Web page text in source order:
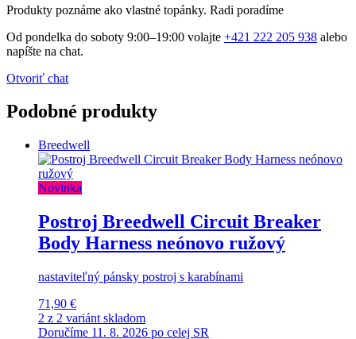
Produkty poznáme ako vlastné topánky. Radi poradíme
Od pondelka do soboty 9:00–19:00 volajte +421 222 205 938 alebo
napíšte na chat.
Otvoriť chat
Podobné produkty
Breedwell
Novinka
Postroj Breedwell Circuit Breaker
Body Harness neónovo ružový
nastaviteľný pánsky postroj s karabínami
71,90 €
2 z 2 variánt skladom
Doručíme 11. 8. 2026 po celej SR